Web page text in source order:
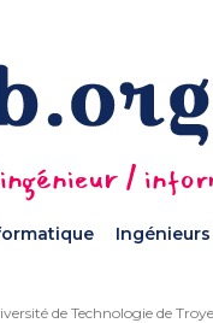
/
Ingénieurs
de Technologie de